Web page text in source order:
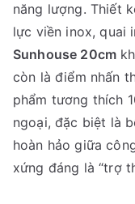
năng lượng. Thiết
lực viền inox, quai
Sunhouse 20cm
còn là điểm nhấn
phẩm tương thích
ngoại, đặc biệt là
hoàn hảo giữa
xứng đáng là “trợ